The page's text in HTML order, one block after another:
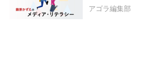
アゴラ編集部